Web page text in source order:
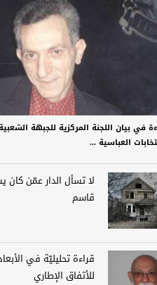
في بيان اللجنة المركزية للجبهة
العباسية ...
لا تسأل الدار عمّن
قاسم
قراءة تحليليّة في
للأتفاق الإطاري